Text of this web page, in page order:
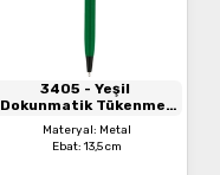
3405 - Yeşil
Dokunmatik Tükenmez
Kalem
Materyal: Metal
Ebat: 13,5 cm